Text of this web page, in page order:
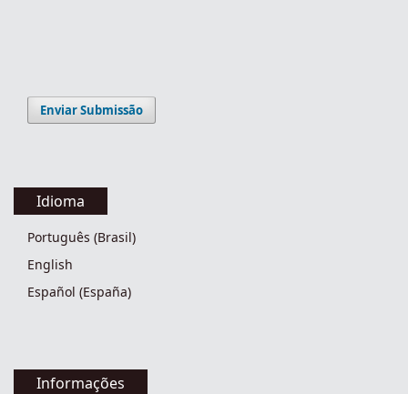
Enviar Submissão
Idioma
Português (Brasil)
English
Español (España)
Informações